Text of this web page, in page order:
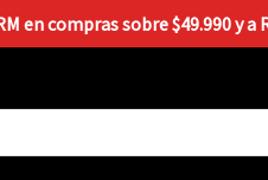
en compras sobre $49.990 y